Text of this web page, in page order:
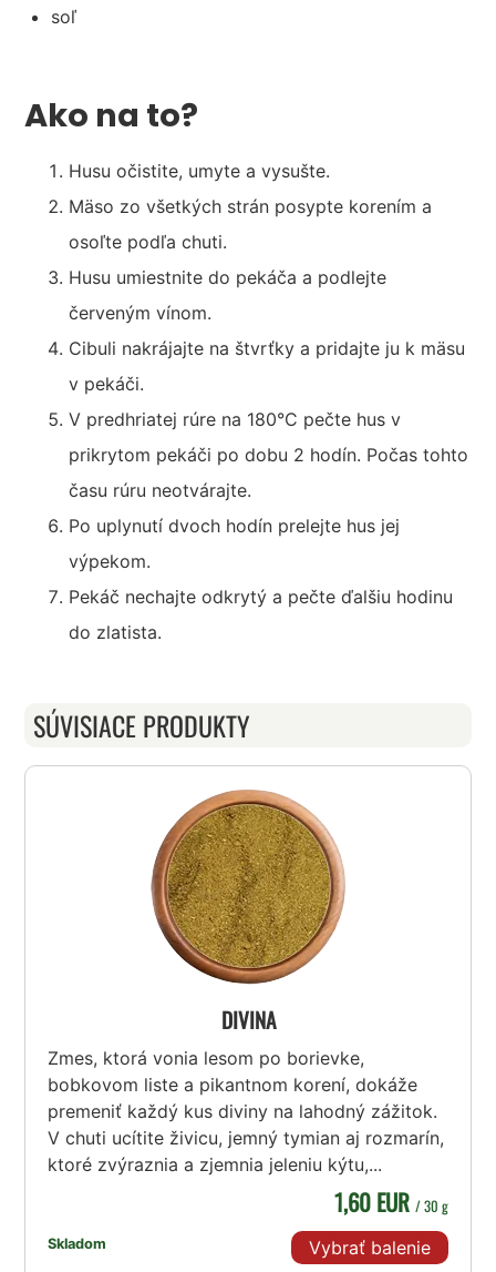
soľ
Ako na to?
Husu očistite, umyte a vysušte.
Mäso zo všetkých strán posypte korením a
osoľte podľa chuti.
Husu umiestnite do pekáča a podlejte
červeným vínom.
Cibuli nakrájajte na štvrťky a pridajte ju k mäsu
v pekáči.
V predhriatej rúre na 180°C pečte hus v
prikrytom pekáči po dobu 2 hodín. Počas tohto
času rúru neotvárajte.
Po uplynutí dvoch hodín prelejte hus jej
výpekom.
Pekáč nechajte odkrytý a pečte ďalšiu hodinu
do zlatista.
SÚVISIACE PRODUKTY
DIVINA
Zmes, ktorá vonia lesom po borievke,
bobkovom liste a pikantnom korení, dokáže
premeniť každý kus diviny na lahodný zážitok.
V chuti ucítite živicu, jemný tymian aj rozmarín,
ktoré zvýraznia a zjemnia jeleniu kýtu,...
Skladom
1,60 EUR / 30 g
Vybrať balenie